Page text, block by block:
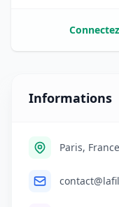
Informations
Paris, France